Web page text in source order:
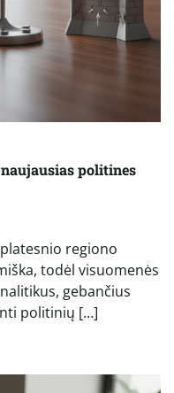
politines
regiono
todėl visuomenės
gebančius
politinių […]